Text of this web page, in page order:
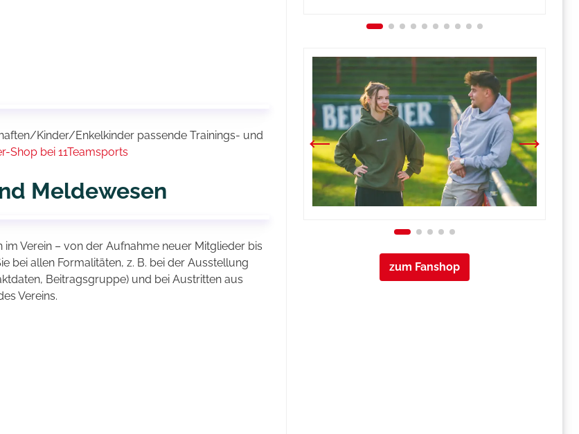
Kinder/Enkelkinder passende Trainings- und
Shop bei 11Teamsports
Meldewesen
Verein – von der Aufnahme neuer Mitglieder bis
bei allen Formalitäten, z. B. bei der Ausstellung
Beitragsgruppe) und bei Austritten aus
Vereins.
zum Fanshop